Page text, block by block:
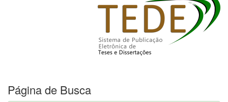
Página de Busca